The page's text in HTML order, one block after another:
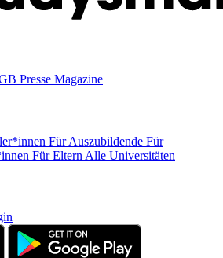
Presse Magazine
Für Auszubildende Für
Für Eltern Alle Universitäten